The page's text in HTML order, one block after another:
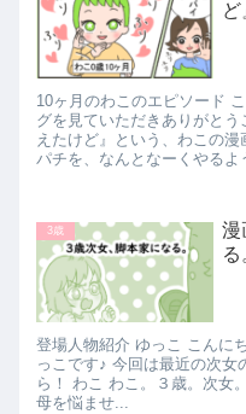
ど
10ヶ月のわこのエピソード
グを見ていただきありがと
えたけど』という、わこの
パチを、なんとなーくやるよ
3歳
漫
る
登場人物紹介 ゆっこ こんに
っこです♪ 今回は最近の次
ら！ わこ わこ。３歳。次女
母を悩ませ...